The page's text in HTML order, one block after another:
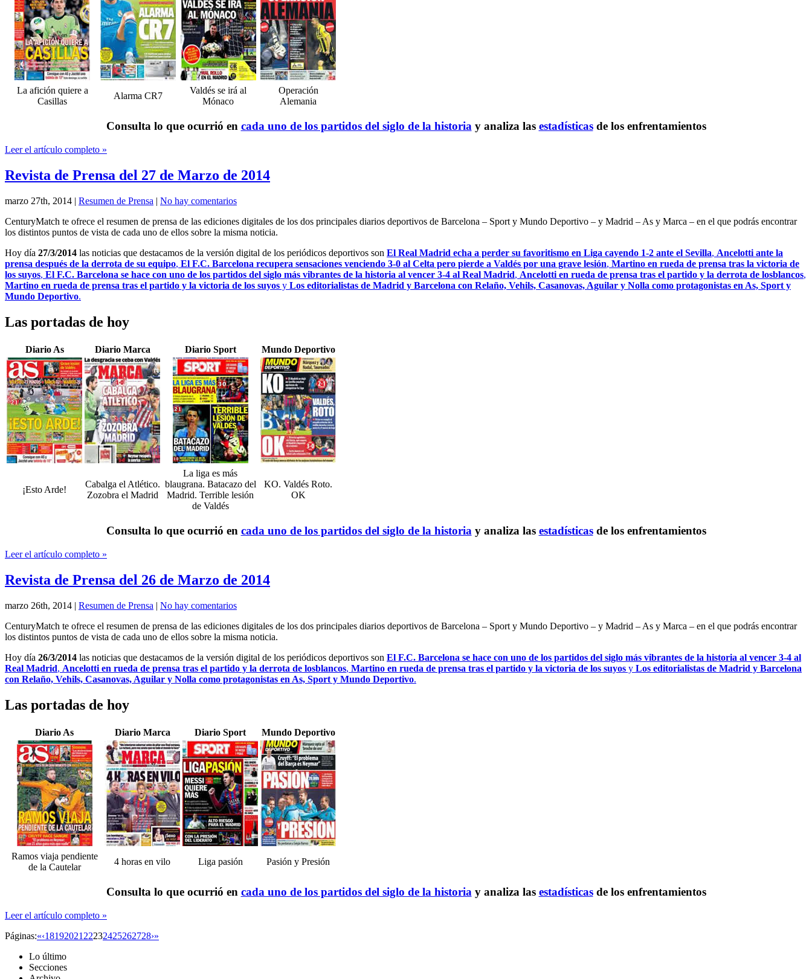
La afición quiere a
Casillas
Alarma CR7
Valdés se irá al
Mónaco
Operación
Alemania
Consulta lo que ocurrió en cada uno de los partidos del siglo de la historiay analiza las estadísticasde los enfrentamientos
Leer el artículo completo »
Revista de Prensa del 27 de Marzo de 2014
marzo 27th, 2014 | Resumen de Prensa | No hay comentarios
CenturyMatch te ofrece el resumen de prensa de las ediciones digitales de los dos principales diarios deportivos de Barcelona – Sport y Mundo Deportivo – y Madrid – As y Marca – en el que podrás encontrar
los distintos puntos de vista de cada uno de ellos sobre la misma noticia.
Hoy día 27/3/2014 las noticias que destacamos de la versión digital de los periódicos deportivos son El Real Madrid echa a perder su favoritismo en Liga cayendo 1-2 ante el Sevilla, Ancelotti ante la
prensa después de la derrota de su equipo, El F.C. Barcelona recupera sensaciones venciendo 3-0 al Celta pero pierde a Valdés por una grave lesión, Martino en rueda de prensa tras la victoria de
los suyos, El F.C. Barcelona se hace con uno de los partidos del siglo más vibrantes de la historia al vencer 3-4 al Real Madrid, Ancelotti en rueda de prensa tras el partido y la derrota de losblancos,
Martino en rueda de prensa tras el partido y la victoria de los suyos y Los editorialistas de Madrid y Barcelona con Relaño, Vehils, Casanovas, Aguilar y Nolla como protagonistas en As, Sport y
Mundo Deportivo.
Las portadas de hoy
Diario As Diario Marca Diario Sport Mundo Deportivo
¡Esto Arde!
Cabalga el Atlético.
Zozobra el Madrid
La liga es más
blaugrana. Batacazo del
Madrid. Terrible lesión
de Valdés
KO. Valdés Roto.
OK
Consulta lo que ocurrió en cada uno de los partidos del siglo de la historiay analiza las estadísticasde los enfrentamientos
Leer el artículo completo »
Revista de Prensa del 26 de Marzo de 2014
marzo 26th, 2014 | Resumen de Prensa | No hay comentarios
CenturyMatch te ofrece el resumen de prensa de las ediciones digitales de los dos principales diarios deportivos de Barcelona – Sport y Mundo Deportivo – y Madrid – As y Marca – en el que podrás encontrar
los distintos puntos de vista de cada uno de ellos sobre la misma noticia.
Hoy día 26/3/2014 las noticias que destacamos de la versión digital de los periódicos deportivos son El F.C. Barcelona se hace con uno de los partidos del siglo más vibrantes de la historia al vencer 3-4 al
Real Madrid, Ancelotti en rueda de prensa tras el partido y la derrota de losblancos, Martino en rueda de prensa tras el partido y la victoria de los suyos y Los editorialistas de Madrid y Barcelona
con Relaño, Vehils, Casanovas, Aguilar y Nolla como protagonistas en As, Sport y Mundo Deportivo.
Las portadas de hoy
Diario As Diario Marca Diario Sport Mundo Deportivo
Ramos viaja pendiente
de la Cautelar
4 horas en vilo Liga pasión Pasión y Presión
Consulta lo que ocurrió en cada uno de los partidos del siglo de la historiay analiza las estadísticasde los enfrentamientos
Leer el artículo completo »
Páginas:«‹18192021 22232425262728›»
Lo último
Secciones